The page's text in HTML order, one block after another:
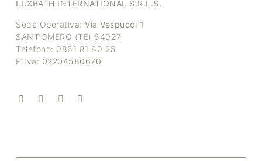
LUXBATH INTERNATIONAL S.R.L.S.
Sede Operativa: Via Vespucci 1
SANT’OMERO (TE) 64027
Telefono: 0861 81 80 25
P.Iva: 02204580670